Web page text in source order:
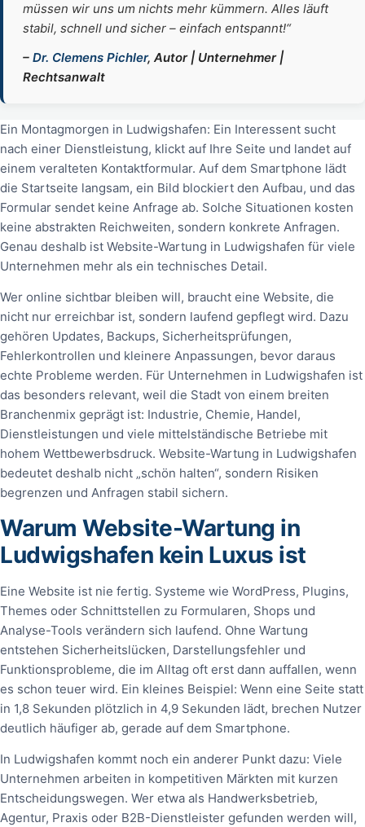
müssen wir uns um nichts mehr kümmern. Alles läuft
stabil, schnell und sicher – einfach entspannt!“
– Dr. Clemens Pichler, Autor | Unternehmer |
Rechtsanwalt
Ein Montagmorgen in Ludwigshafen: Ein Interessent sucht
nach einer Dienstleistung, klickt auf Ihre Seite und landet auf
einem veralteten Kontaktformular. Auf dem Smartphone lädt
die Startseite langsam, ein Bild blockiert den Aufbau, und das
Formular sendet keine Anfrage ab. Solche Situationen kosten
keine abstrakten Reichweiten, sondern konkrete Anfragen.
Genau deshalb ist Website-Wartung in Ludwigshafen für viele
Unternehmen mehr als ein technisches Detail.
Wer online sichtbar bleiben will, braucht eine Website, die
nicht nur erreichbar ist, sondern laufend gepflegt wird. Dazu
gehören Updates, Backups, Sicherheitsprüfungen,
Fehlerkontrollen und kleinere Anpassungen, bevor daraus
echte Probleme werden. Für Unternehmen in Ludwigshafen ist
das besonders relevant, weil die Stadt von einem breiten
Branchenmix geprägt ist: Industrie, Chemie, Handel,
Dienstleistungen und viele mittelständische Betriebe mit
hohem Wettbewerbsdruck. Website-Wartung in Ludwigshafen
bedeutet deshalb nicht „schön halten“, sondern Risiken
begrenzen und Anfragen stabil sichern.
Warum Website-Wartung in
Ludwigshafen kein Luxus ist
Eine Website ist nie fertig. Systeme wie WordPress, Plugins,
Themes oder Schnittstellen zu Formularen, Shops und
Analyse-Tools verändern sich laufend. Ohne Wartung
entstehen Sicherheitslücken, Darstellungsfehler und
Funktionsprobleme, die im Alltag oft erst dann auffallen, wenn
es schon teuer wird. Ein kleines Beispiel: Wenn eine Seite statt
in 1,8 Sekunden plötzlich in 4,9 Sekunden lädt, brechen Nutzer
deutlich häufiger ab, gerade auf dem Smartphone.
In Ludwigshafen kommt noch ein anderer Punkt dazu: Viele
Unternehmen arbeiten in kompetitiven Märkten mit kurzen
Entscheidungswegen. Wer etwa als Handwerksbetrieb,
Agentur, Praxis oder B2B-Dienstleister gefunden werden will,